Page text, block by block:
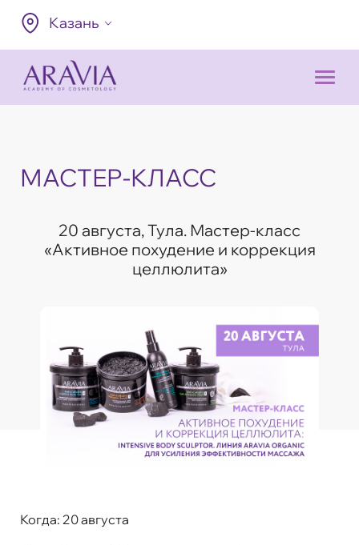
Казань
МАСТЕР-КЛАСС
20 августа, Тула. Мастер-класс
«Активное похудение и коррекция
целлюлита»
Когда: 20 августа